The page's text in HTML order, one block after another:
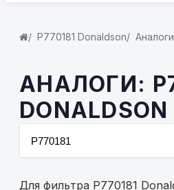
P770181 Donaldson Аналоги
АНАЛОГИ:
DONALDSON
Для фильтра P770181